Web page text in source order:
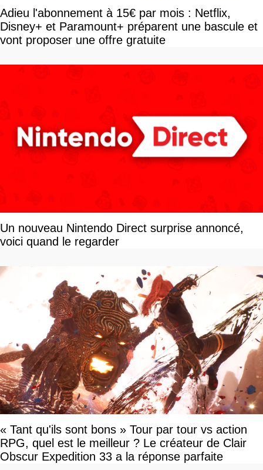
Adieu l'abonnement à 15€ par mois : Netflix,
Disney+ et Paramount+ préparent une bascule et
vont proposer une offre gratuite
Un nouveau Nintendo Direct surprise annoncé,
voici quand le regarder
« Tant qu'ils sont bons » Tour par tour vs action
RPG, quel est le meilleur ? Le créateur de Clair
Obscur Expedition 33 a la réponse parfaite